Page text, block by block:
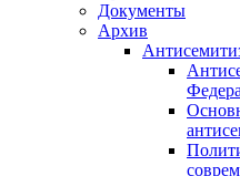
Документы
Архив